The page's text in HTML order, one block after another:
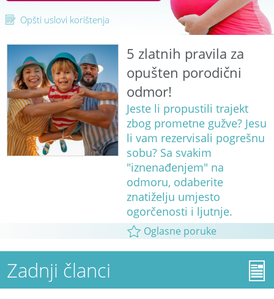
Opšti uslovi korištenja
5 zlatnih pravila za
opušten porodični
odmor!
Jeste li propustili trajekt
zbog prometne gužve? Jesu
li vam rezervisali pogrešnu
sobu? Sa svakim
"iznenađenjem" na
odmoru, odaberite
znatiželju umjesto
ogorčenosti i ljutnje.
Oglasne poruke
Zadnji članci